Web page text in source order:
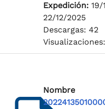
Expedición: 19/
22/12/2025
Descargas: 42
Nombre